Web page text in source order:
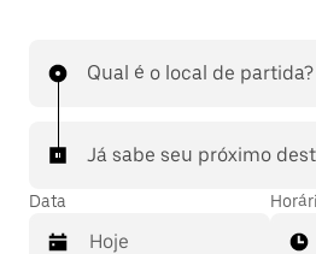
Qual é o local de partida?
Já sabe seu próximo
Data